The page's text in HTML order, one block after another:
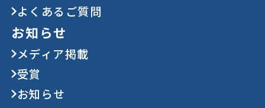
よくあるご質問
お知らせ
メディア掲載
受賞
お知らせ